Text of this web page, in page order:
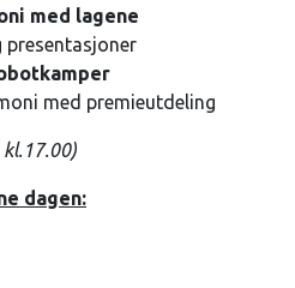
med lagene
presentasjoner
med premieutdeling
dagen: